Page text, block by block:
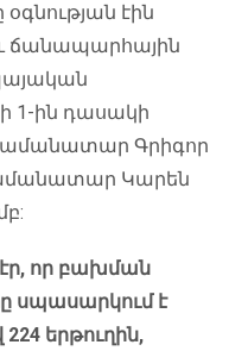
էին
ճանապարհային
1-ին դասակի
Գրիգոր
Կարեն
որ բախման
սպասարկում է
երթուղին,